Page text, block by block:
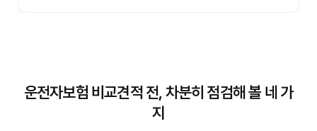
운전자보험 비교견적 전, 차분히 점검해 볼 네 가
지